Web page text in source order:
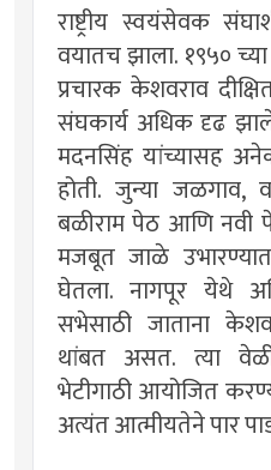
राष्ट्रीय स्वयंसेवक
वयातच झाला. १९५०
प्रचारक केशवराव
संघकार्य अधिक दृढ
मदनसिंह यांच्यासह
होती. जुन्या जळगाव,
बळीराम पेठ आणि नवी
मजबूत जाळे
घेतला. नागपूर येथे
सभेसाठी जाताना
थांबत असत. त्या
भेटीगाठी आयोजित
अत्यंत आत्मीयतेने पार